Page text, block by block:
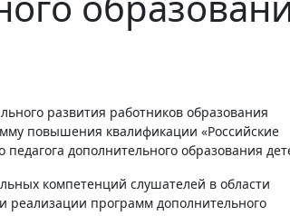
повышения квалификации «Российские
дополнительного образования
компетенций слушателей в области
реализации программ дополнительного